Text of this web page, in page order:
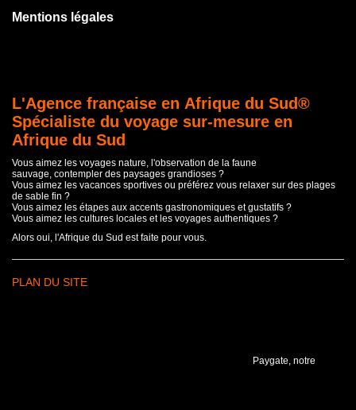
Mentions légales
L'Agence française en Afrique du Sud®
Spécialiste du voyage sur-mesure en
Afrique du Sud
Vous aimez les voyages nature, l'observation de la faune
sauvage, contempler des paysages grandioses ?
Vous aimez les vacances sportives ou préférez vous relaxer sur des plages
de sable fin ?
Vous aimez les étapes aux accents gastronomiques et gustatifs ?
Vous aimez les cultures locales et les voyages authentiques ?
Alors oui, l'Afrique du Sud est faite pour vous.
PLAN DU SITE
Paygate, notre